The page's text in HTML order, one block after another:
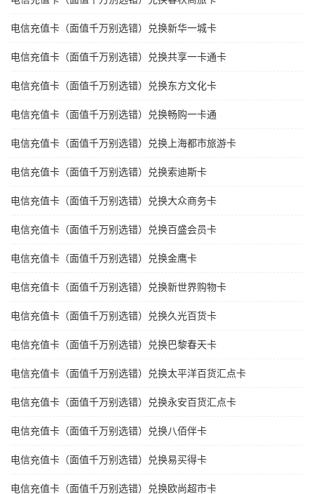
电信充值卡（面值千万别选错）兑换新华一城卡
电信充值卡（面值千万别选错）兑换共享一卡通卡
电信充值卡（面值千万别选错）兑换东方文化卡
电信充值卡（面值千万别选错）兑换畅购一卡通
电信充值卡（面值千万别选错）兑换上海都市旅游卡
电信充值卡（面值千万别选错）兑换索迪斯卡
电信充值卡（面值千万别选错）兑换大众商务卡
电信充值卡（面值千万别选错）兑换百盛会员卡
电信充值卡（面值千万别选错）兑换金鹰卡
电信充值卡（面值千万别选错）兑换新世界购物卡
电信充值卡（面值千万别选错）兑换久光百货卡
电信充值卡（面值千万别选错）兑换巴黎春天卡
电信充值卡（面值千万别选错）兑换太平洋百货汇点卡
电信充值卡（面值千万别选错）兑换永安百货汇点卡
电信充值卡（面值千万别选错）兑换八佰伴卡
电信充值卡（面值千万别选错）兑换易买得卡
电信充值卡（面值千万别选错）兑换欧尚超市卡